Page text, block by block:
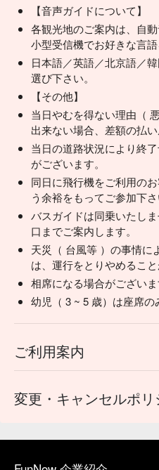
【音声ガイドについて】
各観光地のご案内は、自
小型受信機でお好きな言語
日本語／英語／北京語／
選び下さい。
【その他】
当日やむを得ない理由（
出来ない場合、差額の払い
当日の道路状況により終
がございます。
同日に飛行機をご利用の
う余裕をもってご参加下さ
バスガイドは同乗いたし
口までご案内します。
天災（ 台風等 ）の事情に
は、運行をとりやめること
相席になる場合がござい
幼児（ 3 ~ 5 歳）は座席の
ご利用案内
変更・キャンセルポリ